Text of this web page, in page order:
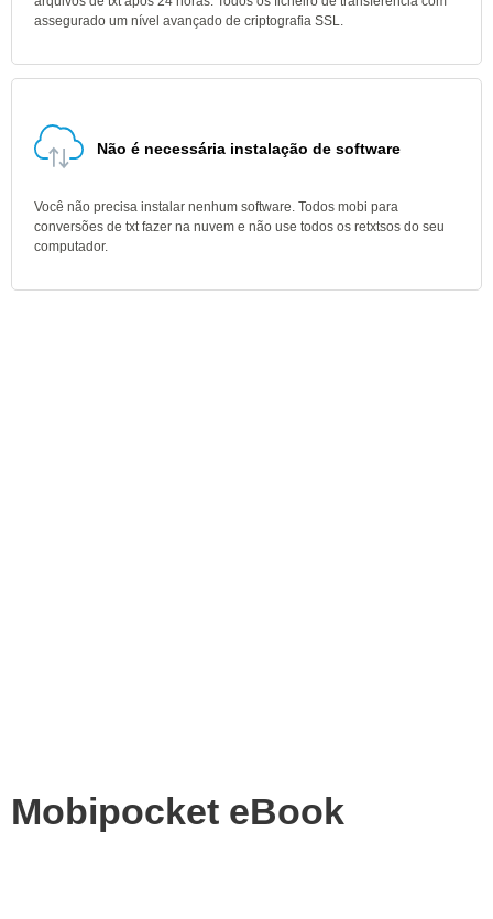
assegurado um nível avançado de criptografia SSL.
Não é necessária instalação de software
Você não precisa instalar nenhum software. Todos mobi para
conversões de txt fazer na nuvem e não use todos os retxtsos do seu
computador.
Mobipocket eBook